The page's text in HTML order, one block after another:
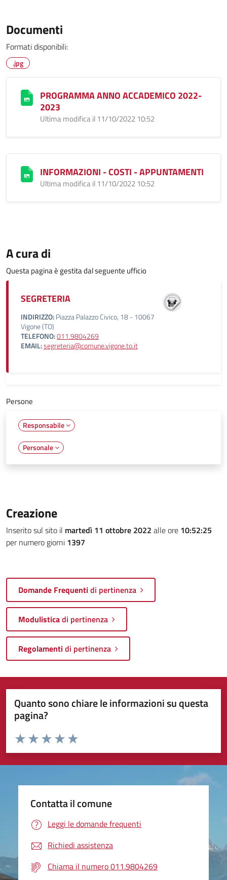
Documenti
Formati disponibili:
.jpg
PROGRAMMA ANNO ACCADEMICO 2022-
2023
Ultima modifica il 11/10/2022 10:52
INFORMAZIONI - COSTI - APPUNTAMENTI
Ultima modifica il 11/10/2022 10:52
A cura di
Questa pagina è gestita dal seguente ufficio
SEGRETERIA
INDIRIZZO:Piazza Palazzo Civico, 18 - 10067
Vigone (TO)
TELEFONO:011.9804269
EMAIL:segreteria@comune.vigone.to.it
Persone
Responsabile
Personale
Creazione
Inserito sul sito il martedì 11 ottobre 2022 alle ore 10:52:25
per numero giorni 1397
Domande Frequentidi pertinenza
Modulisticadi pertinenza
Regolamentidi pertinenza
Quanto sono chiare le informazioni su questa
pagina?
Valuta da 1 a 5 stelle la pagina
Valuta 5 stelle su 5
Valuta 4 stelle su 5
Valuta 3 stelle su 5
Valuta 2 stelle su 5
Valuta 1 stelle su 5
Contatta il comune
Leggi le domande frequenti
Richiedi assistenza
Chiama il numero 011.9804269